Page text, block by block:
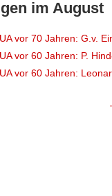
im August
vor 70 Jahren: G.v.
vor 60 Jahren: P.
vor 60 Jahren: